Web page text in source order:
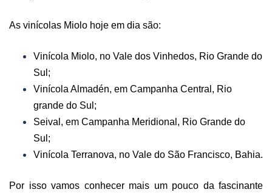
As vinícolas Miolo hoje em dia são:
Vinícola Miolo, no Vale dos Vinhedos, Rio Grande do
Sul;
Vinícola Almadén, em Campanha Central, Rio
grande do Sul;
Seival, em Campanha Meridional, Rio Grande do
Sul;
Vinícola Terranova, no Vale do São Francisco, Bahia.
Por isso vamos conhecer mais um pouco da fascinante